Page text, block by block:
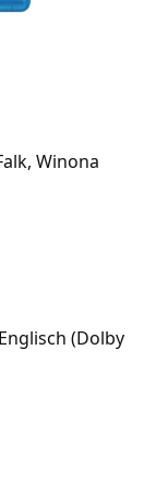
Winona
(Dolby